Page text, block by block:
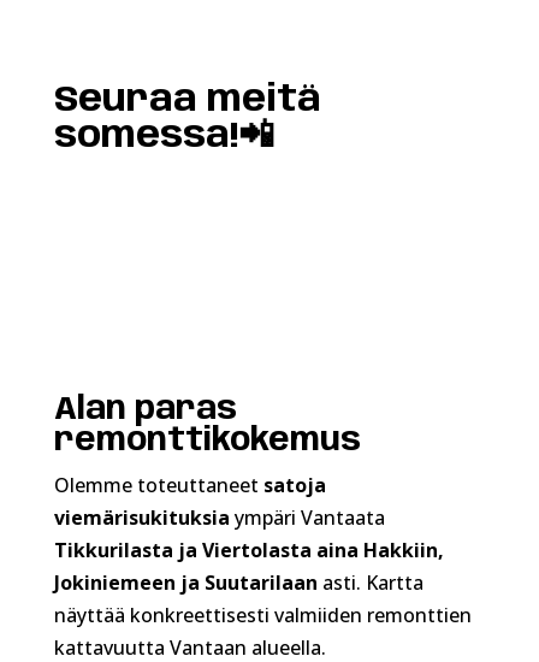
Seuraa meitä
somessa!📲
Alan paras
remonttikokemus
Olemme toteuttaneet satoja
viemärisukituksia ympäri Vantaata
Tikkurilasta ja Viertolasta aina Hakkiin,
Jokiniemeen ja Suutarilaan asti. Kartta
näyttää konkreettisesti valmiiden remonttien
kattavuutta Vantaan alueella.